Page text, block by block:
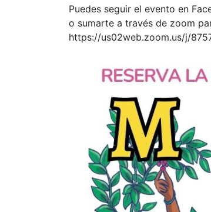
Puedes seguir el evento en
o sumarte a través de zoom
https://us02web.zoom.us/j/